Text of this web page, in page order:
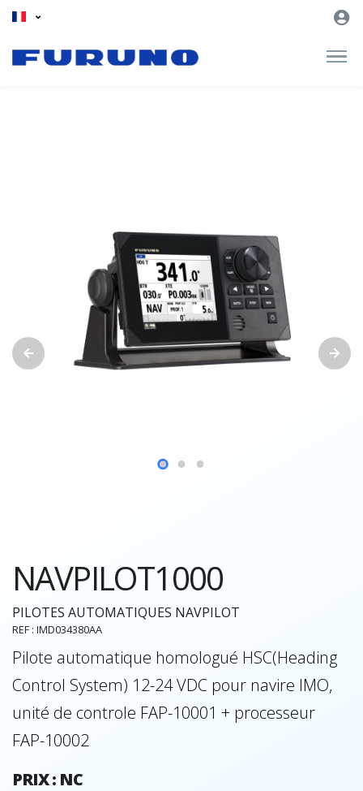
NAVPILOT1000
PILOTES AUTOMATIQUES NAVPILOT
REF : IMD034380AA
Pilote automatique homologué HSC(Heading
Control System) 12-24 VDC pour navire IMO,
unité de controle FAP-10001 + processeur
FAP-10002
PRIX : NC